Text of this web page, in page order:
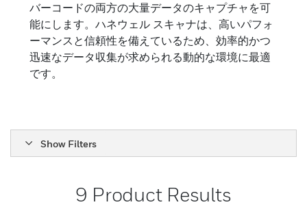
バーコードの両方の大量データのキャプチャを可
能にします。ハネウェル スキャナは、高いパフォ
ーマンスと信頼性を備えているため、効率的かつ
迅速なデータ収集が求められる動的な環境に最適
です。
Show Filters
9 Product Results